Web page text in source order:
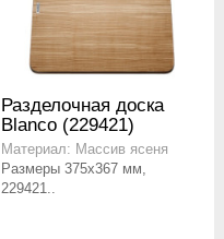
Разделочная доска
Blanco (229421)
Материал: Массив ясеня
Размеры 375x367 мм,
229421..